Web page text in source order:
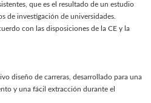
que es el resultado de un estudio
de investigación de universidades.
con las disposiciones de la CE y la
diseño de carreras, desarrollado para una
y una fácil extracción durante el